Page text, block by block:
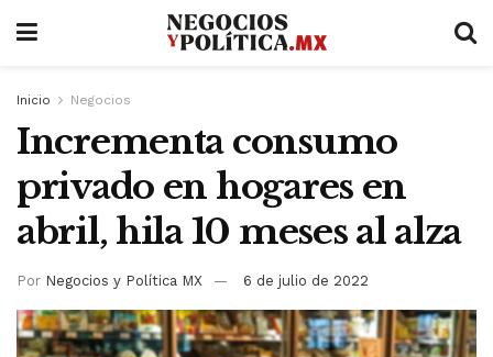
Inicio Negocios
Incrementa consumo
privado en hogares en
abril, hila 10 meses al alza
Por Negocios y Política MX 6 de julio de 2022